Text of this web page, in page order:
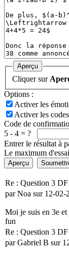
Aperçu
Cliquer sur
Options :
Activer les
Activer les
Code de
5 - 4 = ?
Entrer le résultat à
Le maximum
Aperçu
Re : Question 3
par Noa sur 12-02-
Moi je suis en 3e
fun
Re : Question 3
par Gabriel B sur